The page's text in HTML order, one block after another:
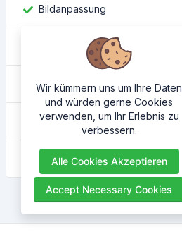
Bildanpassung
Facebook-ID finden
Farbkonverter
Wie lautet meine IP-Adresse
HTML-Verschönerung
Wir kümmern uns um Ihre Daten
und würden gerne Cookies
verwenden, um Ihr Erlebnis zu
verbessern.
Alle Cookies Akzeptieren
Accept Necessary Cookies